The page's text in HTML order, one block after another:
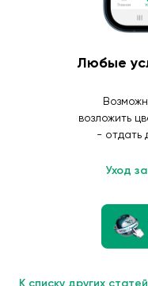
Любые
возложить
- отдать
Уход
К списку других